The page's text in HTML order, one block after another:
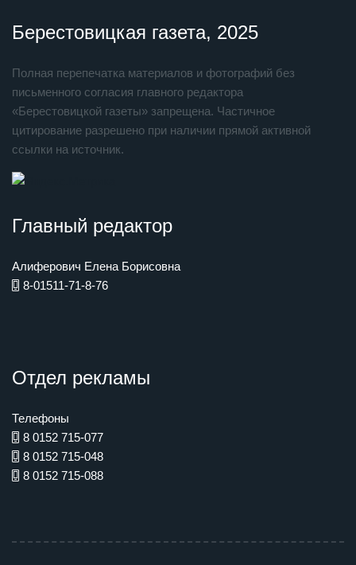
Берестовицкая газета, 2025
Полная перепечатка материалов и фотографий без
письменного согласия главного редактора
«Берестовицкой газеты» запрещена. Частичное
цитирование разрешено при наличии прямой активной
ссылки на источник.
Главный редактор
Алиферович Елена Борисовна
8-01511-71-8-76
Отдел рекламы
Телефоны
8 0152 715-077
8 0152 715-048
8 0152 715-088